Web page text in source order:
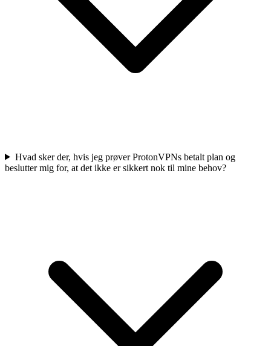
Hvad sker der, hvis jeg prøver ProtonVPNs betalt plan og
beslutter mig for, at det ikke er sikkert nok til mine behov?